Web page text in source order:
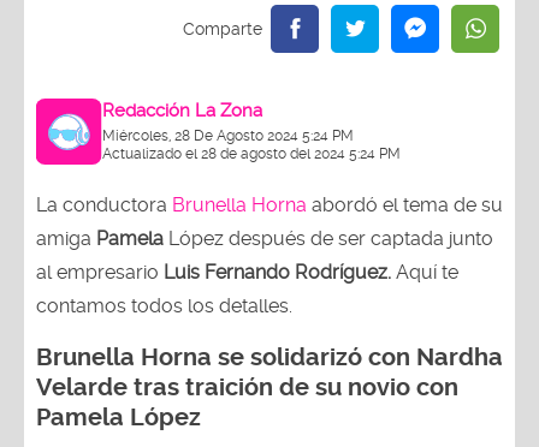
Redacción La Zona
Miércoles, 28 De Agosto 2024 5:24 PM
Actualizado el 28 de agosto del 2024 5:24 PM
La conductora Brunella Horna abordó el tema de su
amiga Pamela López después de ser captada junto
al empresario Luis Fernando Rodríguez. Aquí te
contamos todos los detalles.
Brunella Horna se solidarizó con Nardha
Velarde tras traición de su novio con
Pamela López